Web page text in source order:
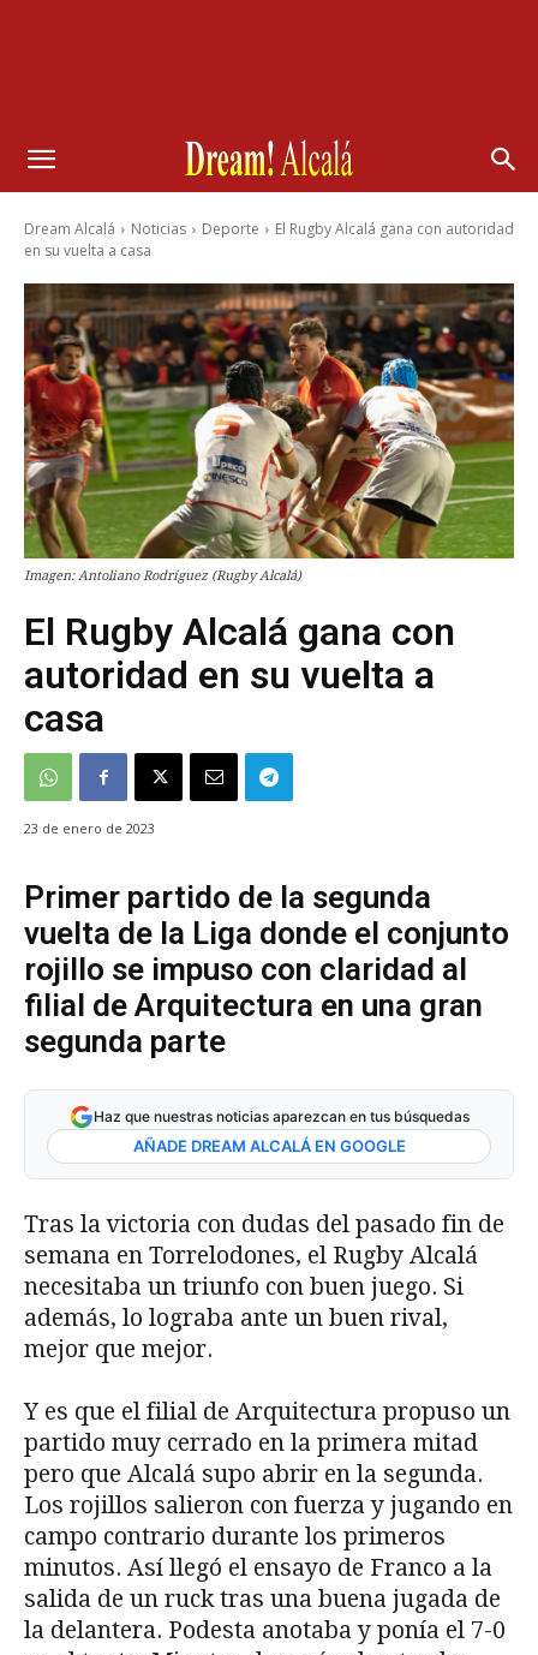
Dream Alcalá Noticias Deporte
El Rugby Alcalá gana con autoridad
en su vuelta a casa
Imagen: Antoliano Rodríguez (Rugby Alcalá)
El Rugby Alcalá gana con
autoridad en su vuelta a
casa
23 de enero de 2023
Primer partido de la segunda
vuelta de la Liga donde el conjunto
rojillo se impuso con claridad al
filial de Arquitectura en una gran
segunda parte
Haz que nuestras noticias aparezcan en tus búsquedas
AÑADE DREAM ALCALÁ EN GOOGLE
Tras la victoria con dudas del pasado fin de
semana en Torrelodones, el Rugby Alcalá
necesitaba un triunfo con buen juego. Si
además, lo lograba ante un buen rival,
mejor que mejor.
Y es que el filial de Arquitectura propuso un
partido muy cerrado en la primera mitad
pero que Alcalá supo abrir en la segunda.
Los rojillos salieron con fuerza y jugando en
campo contrario durante los primeros
minutos. Así llegó el ensayo de Franco a la
salida de un ruck tras una buena jugada de
la delantera. Podesta anotaba y ponía el 7-0